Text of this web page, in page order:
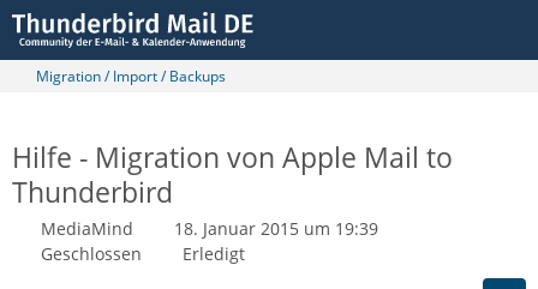
Migration / Import / Backups
Hilfe - Migration von Apple Mail to
Thunderbird
MediaMind
18. Januar 2015 um 19:39
Geschlossen
Erledigt